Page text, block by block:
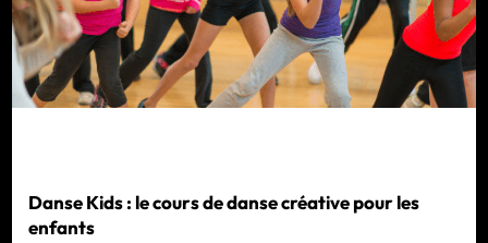
Danse Kids : le cours de danse créative pour les
enfants